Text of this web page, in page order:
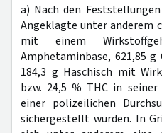
a) Nach den
Angeklagte unter anderem
mit einem
Amphetaminbase, 621,85 g
184,3 g Haschisch mit
bzw. 24,5 % THC in
einer polizeilichen
sichergestellt wurden. In